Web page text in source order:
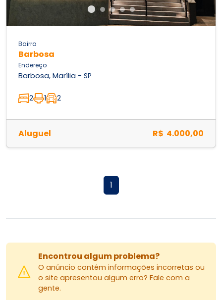
Bairro
Barbosa
Endereço
Barbosa, Marília - SP
2 1 2
Aluguel R$ 4.000,00
1
Encontrou algum problema?
O anúncio contém informações incorretas ou
o site apresentou algum erro? Fale com a
gente.